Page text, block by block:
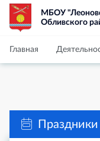
МБОУ
Обливского
Главная
Праздники